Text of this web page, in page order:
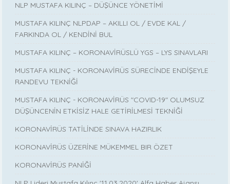
NLP MUSTAFA KILINÇ – DÜŞÜNCE YÖNETİMİ
MUSTAFA KILINÇ NLPDAP – AKILLI OL / EVDE KAL /
FARKINDA OL / KENDİNİ BUL
MUSTAFA KILINÇ – KORONAVİRÜSLÜ YGS – LYS SINAVLARI
MUSTAFA KILINÇ - KORONAVİRÜS SÜRECİNDE ENDİŞEYLE
RANDEVU TEKNİĞİ
MUSTAFA KILINÇ - KORONAVİRÜS "COVID-19" OLUMSUZ
DÜŞÜNCENİN ETKİSİZ HALE GETİRİLMESİ TEKNİĞİ
KORONAVİRÜS TATİLİNDE SINAVA HAZIRLIK
KORONAVİRÜS ÜZERİNE MÜKEMMEL BIR ÖZET
KORONAVİRÜS PANİĞİ